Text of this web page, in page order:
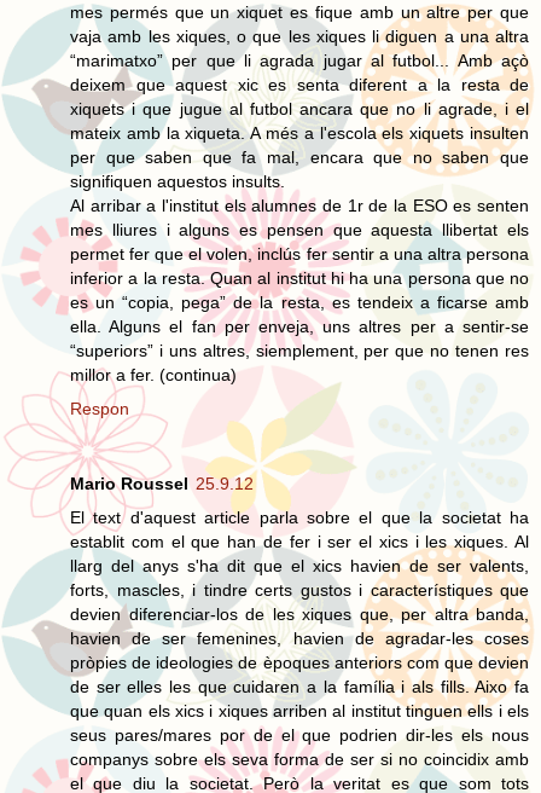
mes permés que un xiquet es fique amb un altre per que
vaja amb les xiques, o que les xiques li diguen a una altra
“marimatxo” per que li agrada jugar al futbol... Amb açò
deixem que aquest xic es senta diferent a la resta de
xiquets i que jugue al futbol ancara que no li agrade, i el
mateix amb la xiqueta. A més a l'escola els xiquets insulten
per que saben que fa mal, encara que no saben que
signifiquen aquestos insults.
Al arribar a l'institut els alumnes de 1r de la ESO es senten
mes lliures i alguns es pensen que aquesta llibertat els
permet fer que el volen, inclús fer sentir a una altra persona
inferior a la resta. Quan al institut hi ha una persona que no
es un “copia, pega” de la resta, es tendeix a ficarse amb
ella. Alguns el fan per enveja, uns altres per a sentir-se
“superiors” i uns altres, siemplement, per que no tenen res
millor a fer. (continua)
Respon
Mario Roussel 25.9.12
El text d'aquest article parla sobre el que la societat ha
establit com el que han de fer i ser el xics i les xiques. Al
llarg del anys s'ha dit que el xics havien de ser valents,
forts, mascles, i tindre certs gustos i característiques que
devien diferenciar-los de les xiques que, per altra banda,
havien de ser femenines, havien de agradar-les coses
pròpies de ideologies de èpoques anteriors com que devien
de ser elles les que cuidaren a la família i als fills. Aixo fa
que quan els xics i xiques arriben al institut tinguen ells i els
seus pares/mares por de el que podrien dir-les els nous
companys sobre els seva forma de ser si no coincidix amb
el que diu la societat. Però la veritat es que som tots